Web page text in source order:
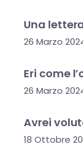
Una
26 Marzo
Eri come
26 Marzo
Avrei
18 Ottobre